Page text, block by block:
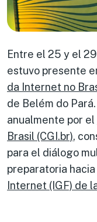
Entre el 25 y el
estuvo presente
da Internet no
de Belém do
anualmente por el
Brasil (CGI.br),
para el diálogo
preparatoria
Internet (IGF) de